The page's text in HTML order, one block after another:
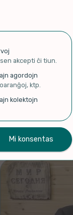
laŭ kiom multe oni
al la spektoj en
Mi
listigitaj
akcepti ĉi tiun.
agordojn
ktp.
kolektojn